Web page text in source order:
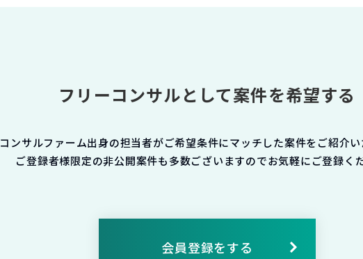
フリーコンサルとして案件を希望する
コンサルファーム出身の担当者がご希望条件にマッチした案件をご紹介
ご登録者様限定の非公開案件も多数ございますのでお気軽にご登録く
会員登録をする